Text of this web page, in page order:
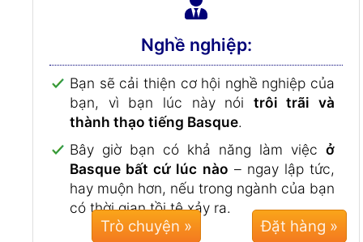
Nghề nghiệp:
Bạn sẽ cải thiện cơ hội nghề nghiệp của
bạn, vì bạn lúc này nói trôi trãi và
thành thạo tiếng Basque.
Bây giờ bạn có khả năng làm việc ở
Basque bất cứ lúc nào – ngay lập tức,
hay muộn hơn, nếu trong ngành của bạn
có thời gian tồi tệ xảy ra.
Trò chuyện »